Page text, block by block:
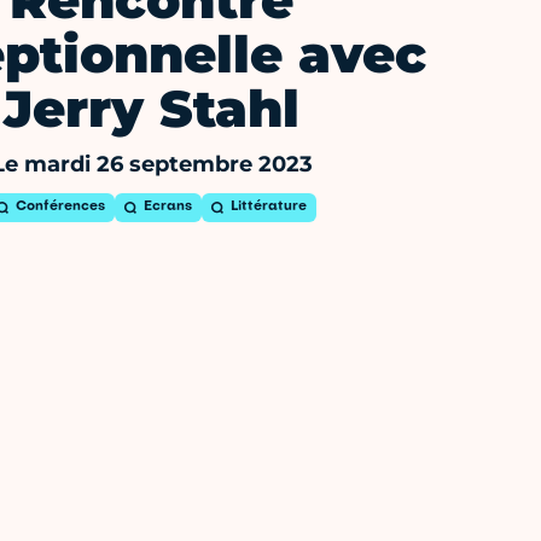
avec
Jerry Stahl
mardi 26 septembre 2023
Conférences Ecrans Littérature